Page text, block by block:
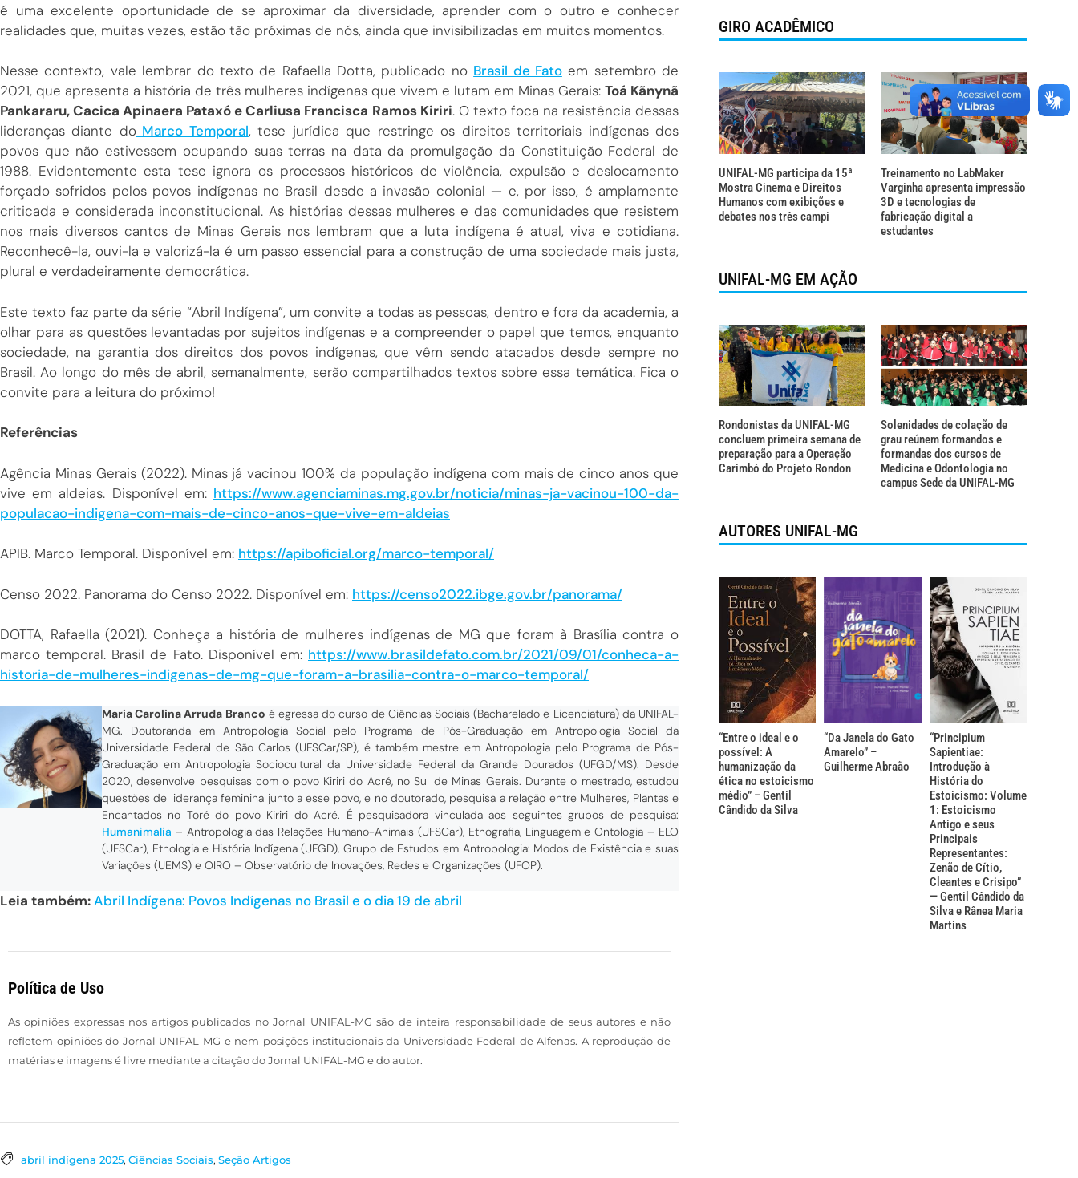
é uma excelente oportunidade de se aproximar da diversidade, aprender com o outro e conhecer
realidades que, muitas vezes, estão tão próximas de nós, ainda que invisibilizadas em muitos momentos.
Nesse contexto, vale lembrar do texto de Rafaella Dotta, publicado no Brasil de Fatoem setembro de
2021, que apresenta a história de três mulheres indígenas que vivem e lutam em Minas Gerais: Toá Kãnynã
Pankararu, Cacica Apinaera Pataxó e Carliusa Francisca Ramos Kiriri. O texto foca na resistência dessas
lideranças diante doMarco Temporal, tese jurídica que restringe os direitos territoriais indígenas dos
povos que não estivessem ocupando suas terras na data da promulgação da Constituição Federal de
1988. Evidentemente esta tese ignora os processos históricos de violência, expulsão e deslocamento
forçado sofridos pelos povos indígenas no Brasil desde a invasão colonial — e, por isso, é amplamente
criticada e considerada inconstitucional. As histórias dessas mulheres e das comunidades que resistem
nos mais diversos cantos de Minas Gerais nos lembram que a luta indígena é atual, viva e cotidiana.
Reconhecê-la, ouvi-la e valorizá-la é um passo essencial para a construção de uma sociedade mais justa,
plural e verdadeiramente democrática.
Este texto faz parte da série “Abril Indígena”, um convite a todas as pessoas, dentro e fora da academia, a
olhar para as questões levantadas por sujeitos indígenas e a compreender o papel que temos, enquanto
sociedade, na garantia dos direitos dos povos indígenas, que vêm sendo atacados desde sempre no
Brasil. Ao longo do mês de abril, semanalmente, serão compartilhados textos sobre essa temática. Fica o
convite para a leitura do próximo!
Referências
Agência Minas Gerais (2022). Minas já vacinou 100% da população indígena com mais de cinco anos que
vive em aldeias. Disponível em: https://www.agenciaminas.mg.gov.br/noticia/minas-ja-vacinou-100-da-
populacao-indigena-com-mais-de-cinco-anos-que-vive-em-aldeias
APIB. Marco Temporal. Disponível em: https://apiboficial.org/marco-temporal/
Censo 2022. Panorama do Censo 2022. Disponível em: https://censo2022.ibge.gov.br/panorama/
DOTTA, Rafaella (2021). Conheça a história de mulheres indígenas de MG que foram à Brasília contra o
marco temporal. Brasil de Fato. Disponível em: https://www.brasildefato.com.br/2021/09/01/conheca-a-
historia-de-mulheres-indigenas-de-mg-que-foram-a-brasilia-contra-o-marco-temporal/
Maria Carolina Arruda Branco é egressa do curso de Ciências Sociais (Bacharelado e Licenciatura) da UNIFAL-
MG. Doutoranda em Antropologia Social pelo Programa de Pós-Graduação em Antropologia Social da
Universidade Federal de São Carlos (UFSCar/SP), é também mestre em Antropologia pelo Programa de Pós-
Graduação em Antropologia Sociocultural da Universidade Federal da Grande Dourados (UFGD/MS). Desde
2020, desenvolve pesquisas com o povo Kiriri do Acré, no Sul de Minas Gerais. Durante o mestrado, estudou
questões de liderança feminina junto a esse povo, e no doutorado, pesquisa a relação entre Mulheres, Plantas e
Encantados no Toré do povo Kiriri do Acré. É pesquisadora vinculada aos seguintes grupos de pesquisa:
Humanimalia – Antropologia das Relações Humano-Animais (UFSCar), Etnografia, Linguagem e Ontologia – ELO
(UFSCar), Etnologia e História Indígena (UFGD), Grupo de Estudos em Antropologia: Modos de Existência e suas
Variações (UEMS) e OIRO – Observatório de Inovações, Redes e Organizações (UFOP).
Leia também:Abril Indígena: Povos Indígenas no Brasil e o dia 19 de abril
Política de Uso
As opiniões expressas nos artigos publicados no Jornal UNIFAL-MG são de inteira responsabilidade de seus autores e não
refletem opiniões do Jornal UNIFAL-MG e nem posições institucionais da Universidade Federal de Alfenas. A reprodução de
matérias e imagens é livre mediante a citação do Jornal UNIFAL-MG e do autor.
abril indígena 2025, Ciências Sociais, Seção Artigos
GIRO ACADÊMICO
UNIFAL-MG participa da 15ª
Mostra Cinema e Direitos
Humanos com exibições e
debates nos três campi
Treinamento no LabMaker
Varginha apresenta impressão
3D e tecnologias de
fabricação digital a
estudantes
UNIFAL-MG EM AÇÃO
Rondonistas da UNIFAL-MG
concluem primeira semana de
preparação para a Operação
Carimbó do Projeto Rondon
Solenidades de colação de
grau reúnem formandos e
formandas dos cursos de
Medicina e Odontologia no
campus Sede da UNIFAL-MG
AUTORES UNIFAL-MG
“Entre o ideal e o
possível: A
humanização da
ética no estoicismo
médio” – Gentil
Cândido da Silva
“Da Janela do Gato
Amarelo” –
Guilherme Abraão
“Principium
Sapientiae:
Introdução à
História do
Estoicismo: Volume
1: Estoicismo
Antigo e seus
Principais
Representantes:
Zenão de Cítio,
Cleantes e Crisipo”
— Gentil Cândido da
Silva e Rânea Maria
Martins